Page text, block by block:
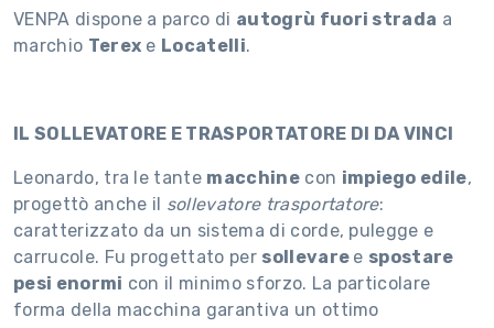
VENPA dispone a parco di autogrù fuori strada a
marchio Terex e Locatelli.
IL SOLLEVATORE E TRASPORTATORE DI DA VINCI
Leonardo, tra le tante macchinecon impiego edile,
progettò anche il sollevatore trasportatore:
caratterizzato da un sistema di corde, pulegge e
carrucole. Fu progettato per sollevare e spostare
pesi enormi con il minimo sforzo. La particolare
forma della macchina garantiva un ottimo